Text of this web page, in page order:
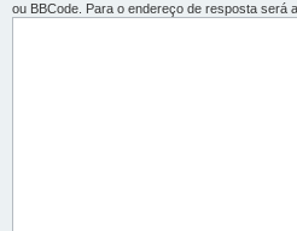
ou BBCode. Para o endereço de resposta será